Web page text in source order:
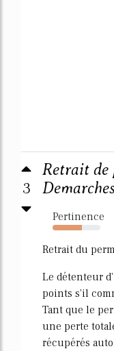
3
Retrait de
Pertinence
62%
Retrait du
Le détenteur
points s'il
Tant que le
une perte
récupérés